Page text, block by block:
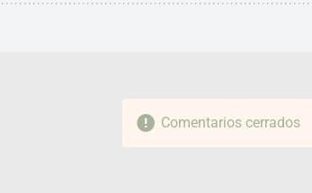
Comentarios cerrados